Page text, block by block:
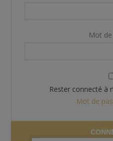
Mot
Rester connecté à
Mot de